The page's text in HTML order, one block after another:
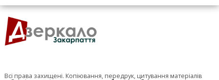
Всі права захищені. Копіювання, передрук, цитування матеріалів